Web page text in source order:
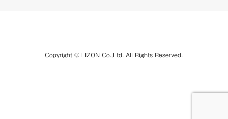
Copyright © LIZON Co.,Ltd. All Rights Reserved.